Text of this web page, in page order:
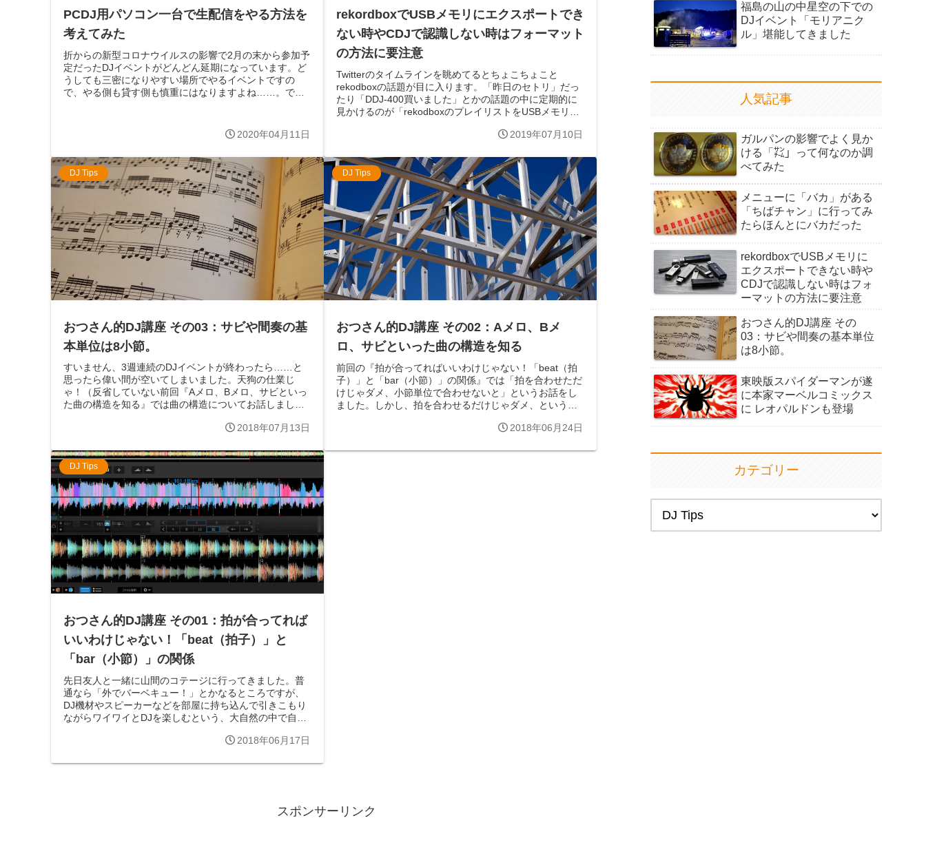
PCDJ用パソコン一台で生配信をやる方法を
考えてみた
折からの新型コロナウイルスの影響で2月の末から参加予
定だったDJイベントがどんどん延期になっています。ど
うしても三密になりやすい場所でやるイベントですの
で、やる側も貸す側も慎重にはなりますよね……。で、
2020年04月11日
rekordboxでUSBメモリにエクスポートでき
ない時やCDJで認識しない時はフォーマット
の方法に要注意
Twitterのタイムラインを眺めてるとちょこちょこと
rekodboxの話題が目に入ります。「昨日のセトリ」だっ
たり「DDJ-400買いました」とかの話題の中に定期的に
見かけるのが「rekodboxのプレイリストをUSBメモリに
2019年07月10日
DJ Tips
おつさん的DJ講座 その03：サビや間奏の基
本単位は8小節。
すいません、3週連続のDJイベントが終わったら……と
思ったら偉い間が空いてしまいました。天狗の仕業じ
ゃ！（反省していない前回『Aメロ、Bメロ、サビといっ
た曲の構造を知る』では曲の構造についてお話しまし
2018年07月13日
DJ Tips
おつさん的DJ講座 その02：Aメロ、Bメ
ロ、サビといった曲の構造を知る
前回の『拍が合ってればいいわけじゃない！「beat（拍
子）」と「bar（小節）」の関係』では「拍を合わせただ
けじゃダメ、小節単位で合わせないと」というお話をし
ました。しかし、拍を合わせるだけじゃダメ、というの
2018年06月24日
DJ Tips
おつさん的DJ講座 その01：拍が合ってれば
いいわけじゃない！「beat（拍子）」と
「bar（小節）」の関係
先日友人と一緒に山間のコテージに行ってきました。普
通なら「外でバーベキュー！」とかなるところですが、
DJ機材やスピーカーなどを部屋に持ち込んで引きこもり
ながらワイワイとDJを楽しむという、大自然の中で自然
2018年06月17日
スポンサーリンク
福島の山の中星空の下での
DJイベント「モリアニク
ル」堪能してきました
人気記事
ガルパンの影響でよく見か
ける「㌠」って何なのか調
べてみた
メニューに「バカ」がある
「ちばチャン」に行ってみ
たらほんとにバカだった
rekordboxでUSBメモリに
エクスポートできない時や
CDJで認識しない時はフォ
ーマットの方法に要注意
おつさん的DJ講座 その
03：サビや間奏の基本単位
は8小節。
東映版スパイダーマンが遂
に本家マーベルコミックス
に レオパルドンも登場
カテゴリー